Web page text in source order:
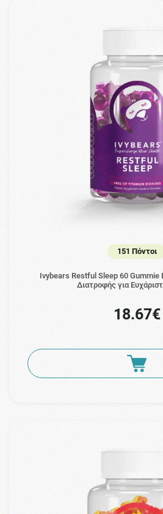
151 Πόντοι
Ivybears Restful Sleep 60
Διατροφής για
18.67€